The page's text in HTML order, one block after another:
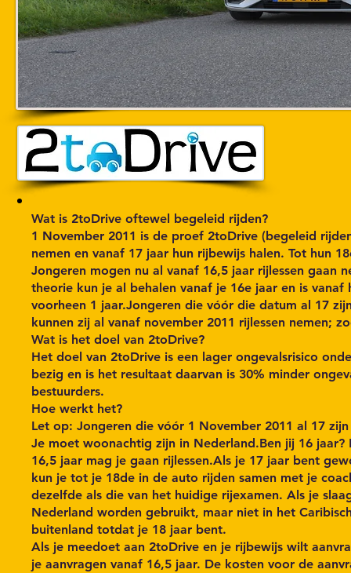
Wat is 2toDrive oftewel begeleid rijden?
1 November 2011 is de proef 2toDrive (begeleid
nemen en vanaf 17 jaar hun rijbewijs halen. Tot hun
Jongeren mogen nu al vanaf 16,5 jaar rijlessen gaan
theorie kun je al behalen vanaf je 16e jaar en is
voorheen 1 jaar.Jongeren die vóór die datum al 17
kunnen zij al vanaf november 2011 rijlessen nemen;
Wat is het doel van 2toDrive?
Het doel van 2toDrive is een lager ongevalsrisico
bezig en is het resultaat daarvan is 30% minder
bestuurders.
Hoe werkt het?
Let op: Jongeren die vóór 1 November 2011 al 17
Je moet woonachtig zijn in Nederland.Ben jij 16
16,5 jaar mag je gaan rijlessen.Als je 17 jaar bent
kun je tot je 18de in de auto rijden samen met je
dezelfde als die van het huidige rijexamen. Als je
Nederland worden gebruikt, maar niet in het
buitenland totdat je 18 jaar bent.
Als je meedoet aan 2toDrive en je rijbewijs wilt
je aanvragen vanaf 16,5 jaar. De kosten voor de